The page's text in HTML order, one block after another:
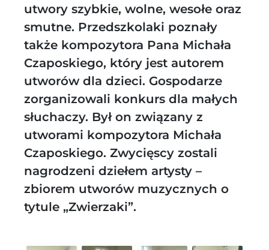
utwory szybkie, wolne, wesołe oraz
smutne. Przedszkolaki poznały
także kompozytora Pana Michała
Czaposkiego, który jest autorem
utworów dla dzieci. Gospodarze
zorganizowali konkurs dla małych
słuchaczy. Był on związany z
utworami kompozytora Michała
Czaposkiego. Zwycięscy zostali
nagrodzeni dziełem artysty –
zbiorem utworów muzycznych o
tytule „Zwierzaki”.